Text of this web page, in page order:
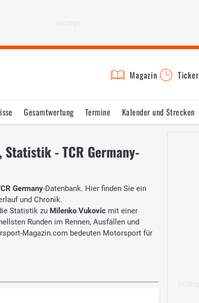
Magazin Ticker
Gesamtwertung Termine Kalender und Strecken
- TCR Germany-
Germany-Datenbank. Hier finden Sie ein
und Chronik.
Statistik zu Milenko Vukovic mit einer
Runden im Rennen, Ausfällen und
Magazin.com bedeuten Motorsport für